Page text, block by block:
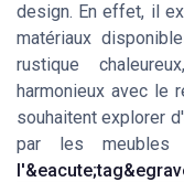
design. En effet, il
matériaux
rustique
harmonieux avec le
souhaitent explorer
par les